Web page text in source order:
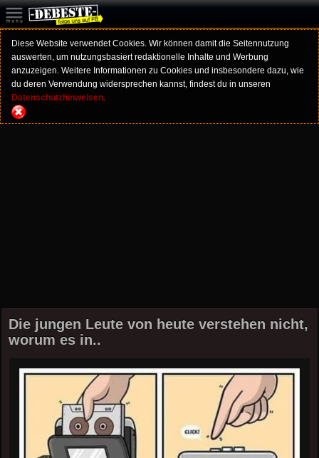
Diese Website verwendet Cookies. Wir können damit die Seitennutzung
auswerten, um nutzungsbasiert redaktionelle Inhalte und Werbung
anzuzeigen. Weitere Informationen zu Cookies und insbesondere dazu, wie
du deren Verwendung widersprechen kannst, findest du in unseren
Datenschutzhinweisen.
Die jungen Leute von heute verstehen nicht,
worum es in..